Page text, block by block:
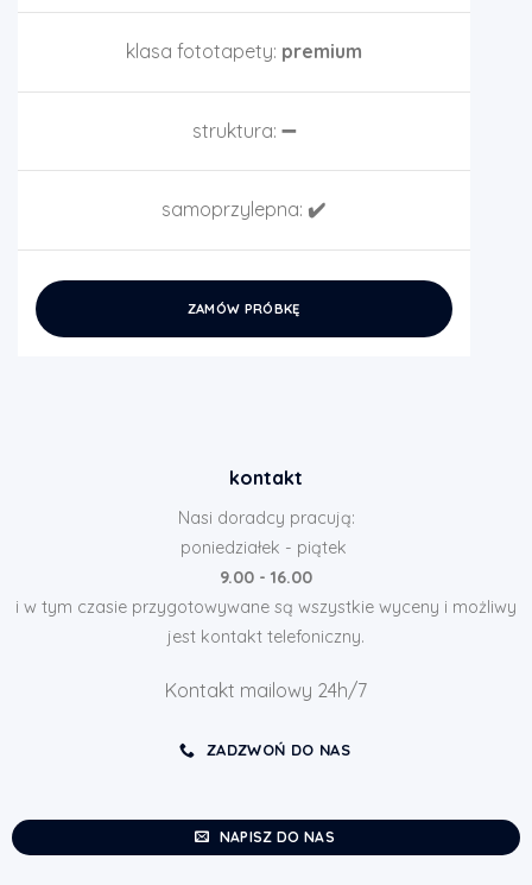
klasa fototapety: premium
struktura: ➖
samoprzylepna: ✔️
ZAMÓW PRÓBKĘ
kontakt
Nasi doradcy pracują:
poniedziałek - piątek
9.00 - 16.00
i w tym czasie przygotowywane są wszystkie wyceny i możliwy
jest kontakt telefoniczny.
Kontakt mailowy 24h/7
ZADZWOŃ DO NAS
NAPISZ DO NAS